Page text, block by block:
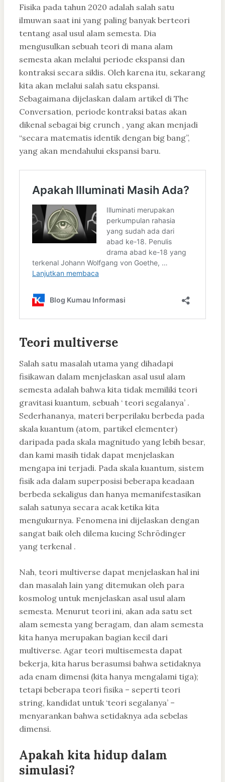
Fisika pada tahun 2020 adalah salah satu
ilmuwan saat ini yang paling banyak berteori
tentang asal usul alam semesta. Dia
mengusulkan sebuah teori di mana alam
semesta akan melalui periode ekspansi dan
kontraksi secara siklis. Oleh karena itu, sekarang
kita akan melalui salah satu ekspansi.
Sebagaimana dijelaskan dalam artikel di The
Conversation, periode kontraksi batas akan
dikenal sebagai big crunch , yang akan menjadi
“secara matematis identik dengan big bang”,
yang akan mendahului ekspansi baru.
Teori multiverse
Salah satu masalah utama yang dihadapi
fisikawan dalam menjelaskan asal usul alam
semesta adalah bahwa kita tidak memiliki teori
gravitasi kuantum, sebuah ‘ teori segalanya’ .
Sederhananya, materi berperilaku berbeda pada
skala kuantum (atom, partikel elementer)
daripada pada skala magnitudo yang lebih besar,
dan kami masih tidak dapat menjelaskan
mengapa ini terjadi. Pada skala kuantum, sistem
fisik ada dalam superposisi beberapa keadaan
berbeda sekaligus dan hanya memanifestasikan
salah satunya secara acak ketika kita
mengukurnya. Fenomena ini dijelaskan dengan
sangat baik oleh dilema kucing Schrödinger
yang terkenal .
Nah, teori multiverse dapat menjelaskan hal ini
dan masalah lain yang ditemukan oleh para
kosmolog untuk menjelaskan asal usul alam
semesta. Menurut teori ini, akan ada satu set
alam semesta yang beragam, dan alam semesta
kita hanya merupakan bagian kecil dari
multiverse. Agar teori multisemesta dapat
bekerja, kita harus berasumsi bahwa setidaknya
ada enam dimensi (kita hanya mengalami tiga);
tetapi beberapa teori fisika – seperti teori
string, kandidat untuk ‘teori segalanya’ –
menyarankan bahwa setidaknya ada sebelas
dimensi.
Apakah kita hidup dalam
simulasi?